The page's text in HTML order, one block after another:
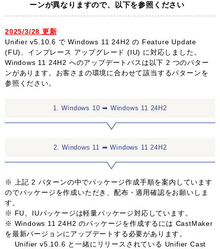
ーンが異なりますので、以下を参照ください
2025/3/28 更新
Unifier v5.10.6 で Windows 11 24H2 の Feature Update
(FU)、インプレース アップグレード (IU) に対応しました。
Windows 11 24H2 へのアップデートパスは以下 2 つのパター
ンがあります。お客さまの環境に合わせて該当するパターンを
参照ください。
1. Windows 10 ➡ Windows 11 24H2
2. Windows 11 ➡ Windows 11 24H2
※ 上記 2 パターンの中でパッケージ作成手順を案内しています
のでパッケージを作成いただき、配布・適用確認をお願いしま
す。
※ FU、IUパッケージは軽量パッケージ対応しています。
※ Windows 11 24H2 のパッケージを作成するには CastMaker
を最新バージョンにアップデートする必要があります。
Unifier v5.10.6 と一緒にリリースされている Unifier Cast